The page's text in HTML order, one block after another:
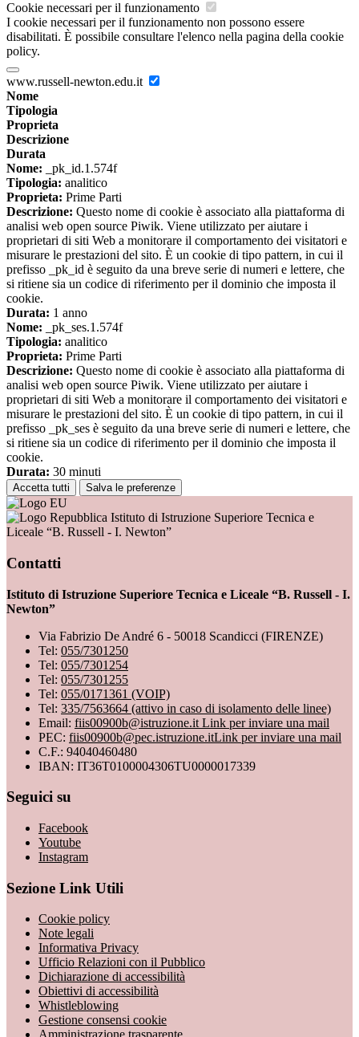
Cookie necessari per il funzionamento
I cookie necessari per il funzionamento non possono essere
disabilitati. È possibile consultare l'elenco nella pagina della cookie
policy.
www.russell-newton.edu.it
Nome
Tipologia
Proprieta
Descrizione
Durata
Nome: _pk_id.1.574f
Tipologia: analitico
Proprieta: Prime Parti
Descrizione: Questo nome di cookie è associato alla piattaforma di
analisi web open source Piwik. Viene utilizzato per aiutare i
proprietari di siti Web a monitorare il comportamento dei visitatori e
misurare le prestazioni del sito. È un cookie di tipo pattern, in cui il
prefisso _pk_id è seguito da una breve serie di numeri e lettere, che
si ritiene sia un codice di riferimento per il dominio che imposta il
cookie.
Durata: 1 anno
Nome: _pk_ses.1.574f
Tipologia: analitico
Proprieta: Prime Parti
Descrizione: Questo nome di cookie è associato alla piattaforma di
analisi web open source Piwik. Viene utilizzato per aiutare i
proprietari di siti Web a monitorare il comportamento dei visitatori e
misurare le prestazioni del sito. È un cookie di tipo pattern, in cui il
prefisso _pk_ses è seguito da una breve serie di numeri e lettere, che
si ritiene sia un codice di riferimento per il dominio che imposta il
cookie.
Durata: 30 minuti
Accetta tutti Salva le preferenze
Istituto di Istruzione Superiore Tecnica e
Liceale “B. Russell - I. Newton”
Contatti
Istituto di Istruzione Superiore Tecnica e Liceale “B. Russell - I.
Newton”
Via Fabrizio De André 6 - 50018 Scandicci (FIRENZE)
Tel: 055/7301250
Tel: 055/7301254
Tel: 055/7301255
Tel: 055/0171361 (VOIP)
Tel: 335/7563664 (attivo in caso di isolamento delle linee)
Email: fiis00900b@istruzione.it Link per inviare una mail
PEC: fiis00900b@pec.istruzione.itLink per inviare una mail
C.F.: 94040460480
IBAN: IT36T0100004306TU0000017339
Seguici su
Facebook
Youtube
Instagram
Sezione Link Utili
Cookie policy
Note legali
Informativa Privacy
Ufficio Relazioni con il Pubblico
Dichiarazione di accessibilità
Obiettivi di accessibilità
Whistleblowing
Gestione consensi cookie